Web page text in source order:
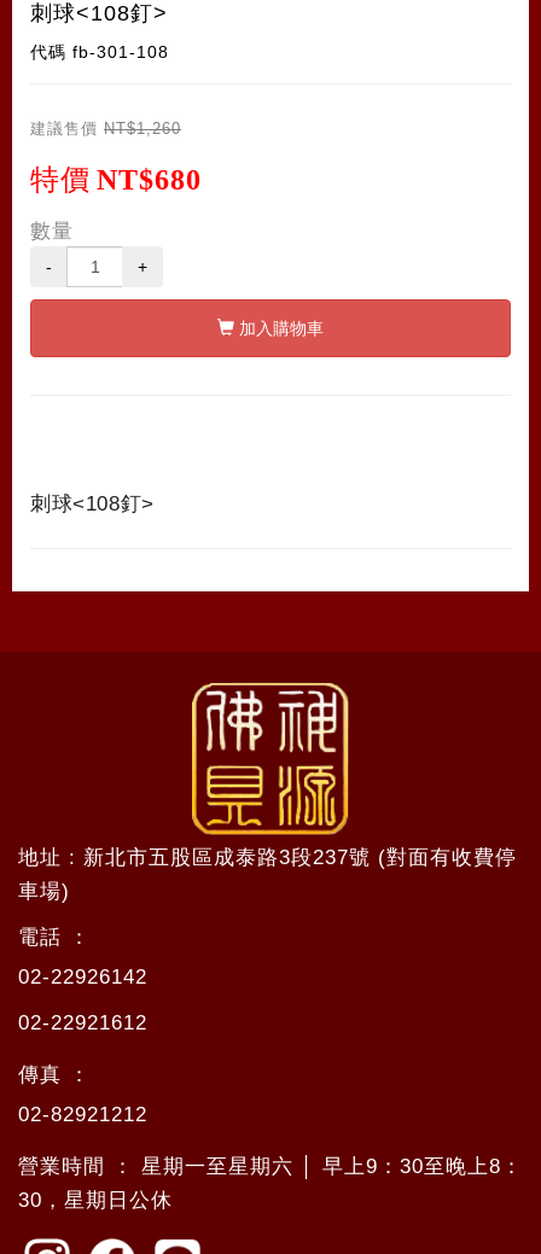
刺球<108釘>
代碼 fb-301-108
建議售價 NT$1,260
特價 NT$680
數量
- +
加入購物車
刺球<108釘>
地址 : 新北市五股區成泰路3段237號 (對面有收費停
車場)
電話 ：
02-22926142
02-22921612
傳真 ：
02-82921212
營業時間 ： 星期一至星期六 │ 早上9：30至晚上8：
30，星期日公休